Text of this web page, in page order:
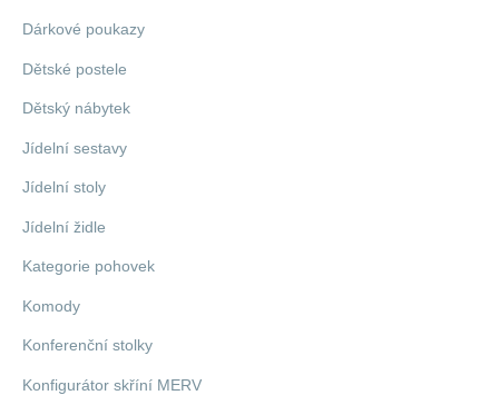
Dárkové poukazy
Dětské postele
Dětský nábytek
Jídelní sestavy
Jídelní stoly
Jídelní židle
Kategorie pohovek
Komody
Konferenční stolky
Konfigurátor skříní MERV